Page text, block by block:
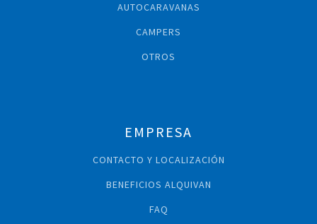
AUTOCARAVANAS
CAMPERS
OTROS
EMPRESA
CONTACTO Y LOCALIZACIÓN
BENEFICIOS ALQUIVAN
FAQ